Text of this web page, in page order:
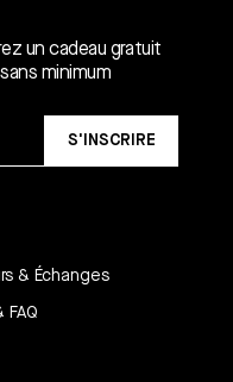
un cadeau gratuit
minimum
S'INSCRIRE
& Échanges
FAQ